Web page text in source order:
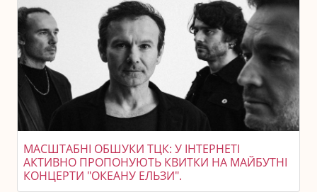
МАСШТАБНІ ОБШУКИ ТЦК: У ІНТЕРНЕТІ
АКТИВНО ПРОПОНУЮТЬ КВИТКИ НА МАЙБУТНІ
КОНЦЕРТИ "ОКЕАНУ ЕЛЬЗИ".